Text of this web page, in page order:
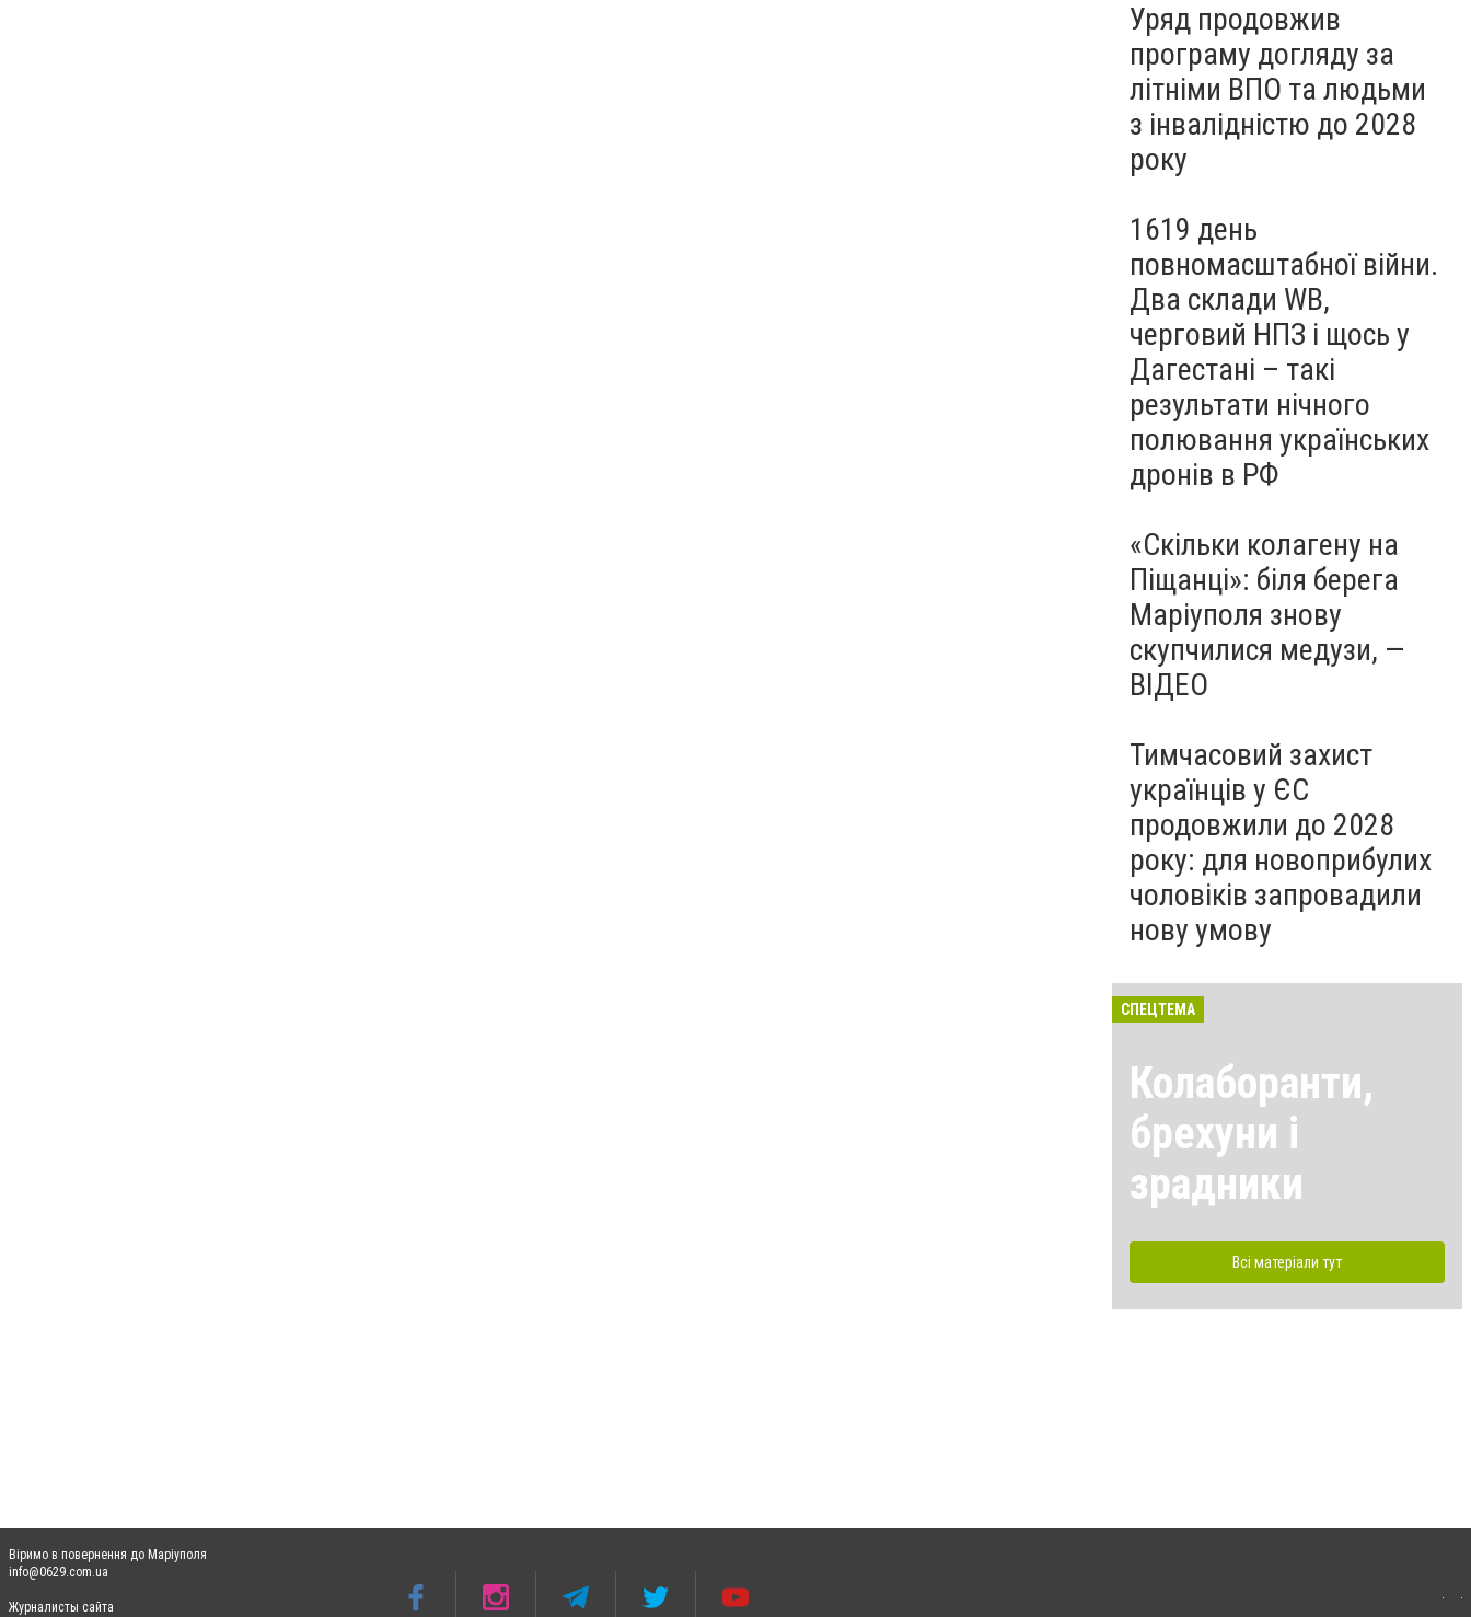
новому українському
фільмі, - ФОТО
Уряд продовжив
програму догляду за
літніми ВПО та людьми
з інвалідністю до 2028
року
1619 день
повномасштабної війни.
Два склади WB,
черговий НПЗ і щось у
Дагестані – такі
результати нічного
полювання українських
дронів в РФ
«Скільки колагену на
Піщанці»: біля берега
Маріуполя знову
скупчилися медузи, —
ВІДЕО
Тимчасовий захист
українців у ЄС
продовжили до 2028
року: для новоприбулих
чоловіків запровадили
нову умову
СПЕЦТЕМА
Колаборанти,
брехуни і
зрадники
Всі матеріали тут
Віримо в повернення до Маріуполя
info@0629.com.ua
Журналисты сайта